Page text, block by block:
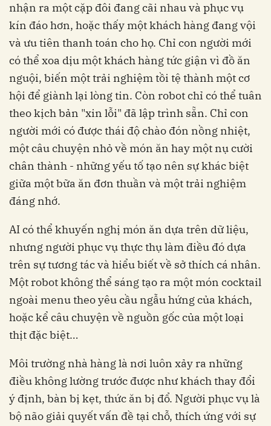
nhận ra một cặp đôi đang cãi nhau và phục vụ
kín đáo hơn, hoặc thấy một khách hàng đang vội
và ưu tiên thanh toán cho họ. Chỉ con người mới
có thể xoa dịu một khách hàng tức giận vì đồ ăn
nguội, biến một trải nghiệm tồi tệ thành một cơ
hội để giành lại lòng tin. Còn robot chỉ có thể tuân
theo kịch bản "xin lỗi" đã lập trình sẵn. Chỉ con
người mới có được thái độ chào đón nồng nhiệt,
một câu chuyện nhỏ về món ăn hay một nụ cười
chân thành - những yếu tố tạo nên sự khác biệt
giữa một bữa ăn đơn thuần và một trải nghiệm
đáng nhớ.
AI có thể khuyến nghị món ăn dựa trên dữ liệu,
nhưng người phục vụ thực thụ làm điều đó dựa
trên sự tương tác và hiểu biết về sở thích cá nhân.
Một robot không thể sáng tạo ra một món cocktail
ngoài menu theo yêu cầu ngẫu hứng của khách,
hoặc kể câu chuyện về nguồn gốc của một loại
thịt đặc biệt…
Môi trường nhà hàng là nơi luôn xảy ra những
điều không lường trước được như khách thay đổi
ý định, bàn bị kẹt, thức ăn bị đổ. Người phục vụ là
bộ não giải quyết vấn đề tại chỗ, thích ứng với sự